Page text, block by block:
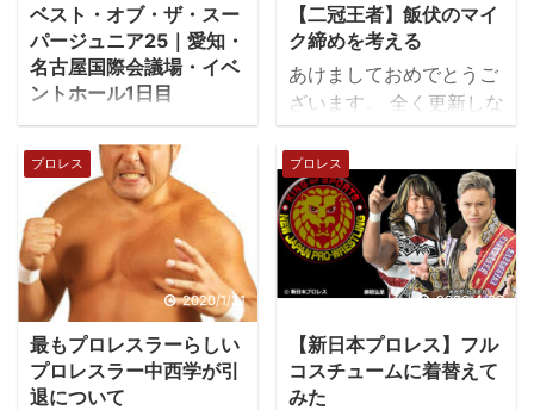
ベスト・オブ・ザ・スー
パージュニア25｜愛知・
名古屋国際会議場・イベ
ントホール1日目
ベスト・オブ・ザ・スー
パージュニア25｜5月26
日(土)愛知・名古屋国際
会議場・イベントホール
大会レビュー。 今回はA
ブロックの４回戦目で
す。 お客さんが入るとこ
んな感じです。後ろの方
がひな壇になっているの
で後方からでも見やすそ
【二冠王者】飯伏のマイ
ク締めを考える
あけましておめでとうご
ざいます。 全く更新しな
いまま年が明けてしまい
ました。反省するととも
に、今年はもっと記事を
更新していこうと思いま
す。（最初だけの意気込
み） 2021年1月4日東京
ドームのメインで、遂に
飯伏幸太選手が二冠王者
になりました。 G1二連
覇したのにIWGPを獲れ
プロレス
2020/1/21
最もプロレスラーらしい
プロレスラー中西学が引
退について
プロレス
2020/4/23
【新日本プロレス】フル
コスチュームに着替えて
みた